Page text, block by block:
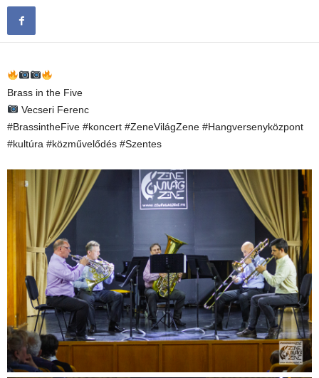
Brass in the Five
Vecseri Ferenc
#BrassintheFive #koncert #ZeneVilágZene #Hangversenyközpont
#kultúra #közművelődés #Szentes